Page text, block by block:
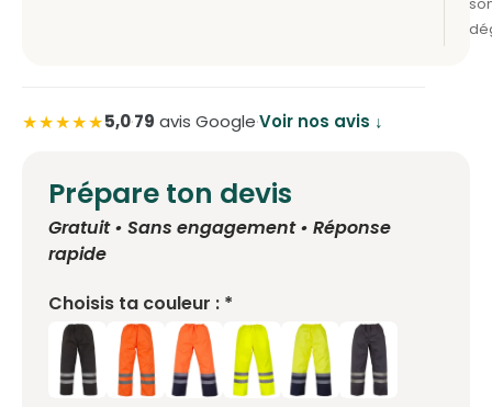
★★★★★5,0·79 avis Google·Voir nos avis ↓
Prépare ton devis
Gratuit • Sans engagement • Réponse
rapide
Choisis ta couleur : *